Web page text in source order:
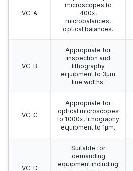
VC-A
microscopes to
400x,
microbalances,
optical balances.
VC-B
Appropriate for
inspection and
lithography
equipment to 3μm
line widths.
VC-C
Appropriate for
optical microscopes
to 1000x, lithography
equipment to 1μm.
VC-D
Suitable for
demanding
equipment including